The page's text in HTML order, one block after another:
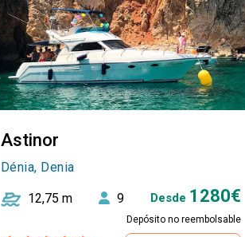
Astinor
Dénia, Denia
12,75 m 9 Desde 1280€
Depósito no reembolsable